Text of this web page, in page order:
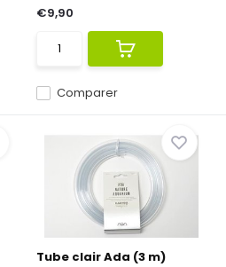
Comparer
€9,90
Tube clair Ada (3 m)